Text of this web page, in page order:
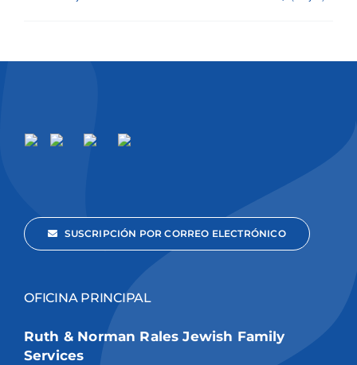
SUSCRIPCIÓN POR CORREO ELECTRÓNICO
OFICINA PRINCIPAL
Ruth & Norman Rales Jewish Family
Services